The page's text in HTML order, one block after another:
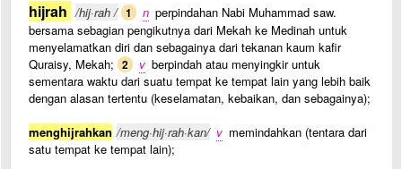
hijrah /hij·rah / 1 n perpindahan Nabi Muhammad saw.
bersama sebagian pengikutnya dari Mekah ke Medinah untuk
menyelamatkan diri dan sebagainya dari tekanan kaum kafir
Quraisy, Mekah; 2 v berpindah atau menyingkir untuk
sementara waktu dari suatu tempat ke tempat lain yang lebih baik
dengan alasan tertentu (keselamatan, kebaikan, dan sebagainya);
menghijrahkan /meng·hij·rah·kan/ v memindahkan (tentara dari
satu tempat ke tempat lain);